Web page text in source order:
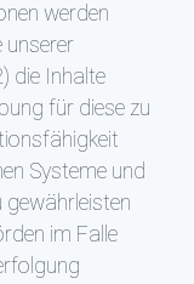
werden
unserer
die Inhalte
für diese zu
Systeme und
gewährleisten
im Falle